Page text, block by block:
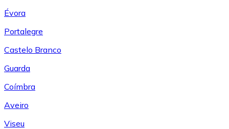
Évora
Portalegre
Castelo Branco
Guarda
Coímbra
Aveiro
Viseu